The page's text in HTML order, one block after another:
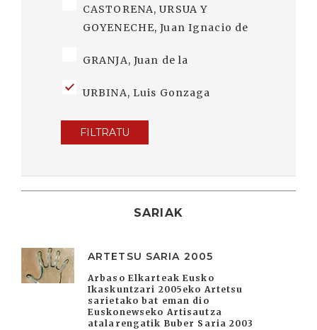
CASTORENA, URSUA Y
GOYENECHE, Juan Ignacio de
GRANJA, Juan de la
URBINA, Luis Gonzaga
FILTRATU
SARIAK
ARTETSU SARIA 2005
Arbaso Elkarteak Eusko
Ikaskuntzari 2005eko Artetsu
sarietako bat eman dio
Euskonewseko Artisautza
atalarengatik Buber Saria 2003